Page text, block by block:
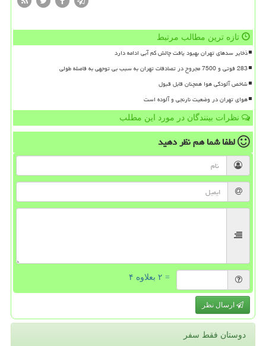
تازه ترین مطالب مرتبط
ذخایر سدهای تهران بهبود یافت چالش کم آبی ادامه دارد
283 فوتی و 7500 مجروح در تصادفات تهران به سبب بی توجهی به فاصله طولی
شاخص آلودگی هوا همچنان قابل قبول
هوای تهران در وضعیت نارنجی و آلوده است
نظرات بینندگان در مورد این مطلب
لطفا شما همنظر دهید
= ۲ بعلاوه ۴
ارسال نظر
دوستان فقط سفر